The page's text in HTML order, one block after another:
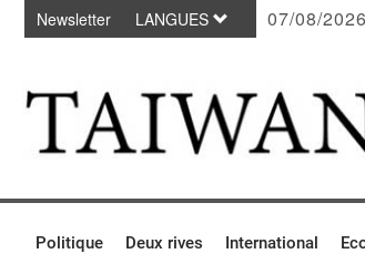
Passer au contenu principal
Newsletter LANGUES 07/08/2026
Politique Deux rives International